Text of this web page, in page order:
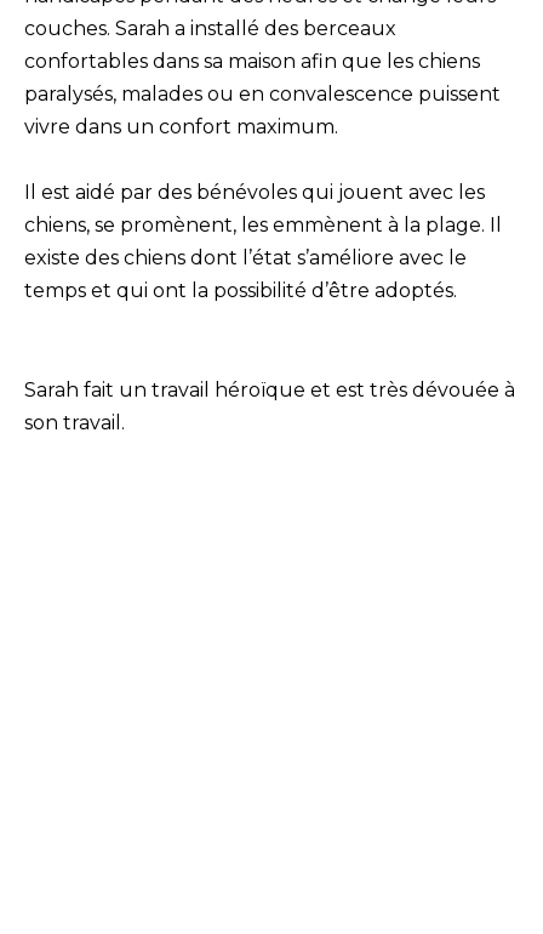
couches. Sarah a installé des berceaux
confortables dans sa maison afin que les chiens
paralysés, malades ou en convalescence puissent
vivre dans un confort maximum.
Il est aidé par des bénévoles qui jouent avec les
chiens, se promènent, les emmènent à la plage. Il
existe des chiens dont l’état s’améliore avec le
temps et qui ont la possibilité d’être adoptés.
Sarah fait un travail héroïque et est très dévouée à
son travail.